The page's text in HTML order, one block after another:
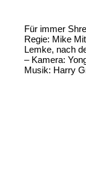
Für immer
Regie: Mike
Lemke, nach
– Kamera:
Musik: Harry